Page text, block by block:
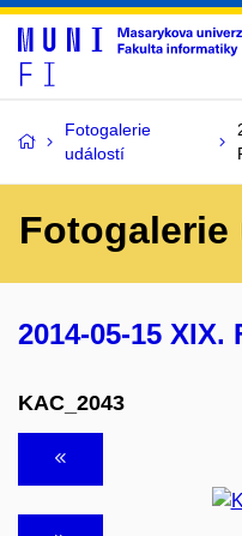
Fotogalerie
událostí
2014-05-15
KAC_2043